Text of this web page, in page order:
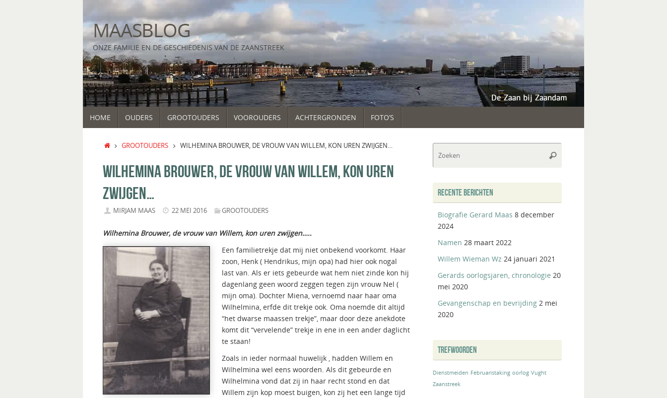
MAASBLOG
ONZE FAMILIE EN DE GESCHIEDENIS VAN DE ZAANSTREEK
NAAR
INHOUD
HOME OUDERS GROOTOUDERS VOOROUDERS ACHTERGRONDEN FOTO’S
HOMEGROOTOUDERS WILHEMINA BROUWER, DE VROUW VAN WILLEM, KON UREN ZWIJGEN…
WILHEMINA BROUWER, DE VROUW VAN WILLEM, KON UREN
ZWIJGEN…
MIRJAM MAAS 22 MEI 2016 GROOTOUDERS
Wilhemina Brouwer, de vrouw van Willem, kon uren zwijgen…..
Een familietrekje dat mij niet onbekend voorkomt. Haar
zoon, Henk ( Hendrikus, mijn opa) had hier ook nogal
last van. Als er iets gebeurde wat hem niet zinde kon hij
dagenlang geen woord zeggen tegen zijn vrouw Nel (
mijn oma). Dochter Miena, vernoemd naar haar oma
Wilhelmina, erfde dit trekje ook. Oma noemde dit altijd
“het dwarse maassen trekje”, maar door deze anekdote
komt dit “vervelende” trekje in ene in een ander daglicht
te staan!
Zoals in ieder normaal huwelijk , hadden Willem en
Wilhelmina wel eens woorden. Als dit gebeurde en
Wilhelmina vond dat zij in haar recht stond en dat
Willem zijn kop moest buigen, kon zij het een lange tijd
Zoeken
RECENTE BERICHTEN
Biografie Gerard Maas 8 december
2024
Namen 28 maart 2022
Willem Wieman Wz 24 januari 2021
Gerards oorlogsjaren, chronologie 20
mei 2020
Gevangenschap en bevrijding 2 mei
2020
TREFWOORDEN
Dienstmeiden Februaristaking oorlog Vught
Zaanstreek